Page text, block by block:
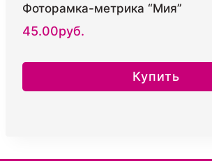
Фоторамка-метрика “Мия”
45.00руб.
Купить